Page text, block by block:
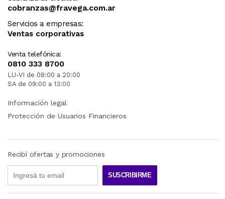
cobranzas@fravega.com.ar
Servicios a empresas:
Ventas corporativas
Venta telefónica:
0810 333 8700
LU-VI de 08:00 a 20:00
SA de 09:00 a 13:00
Información legal
Protección de Usuarios Financieros
Recibí ofertas y promociones
SUSCRIBIRME